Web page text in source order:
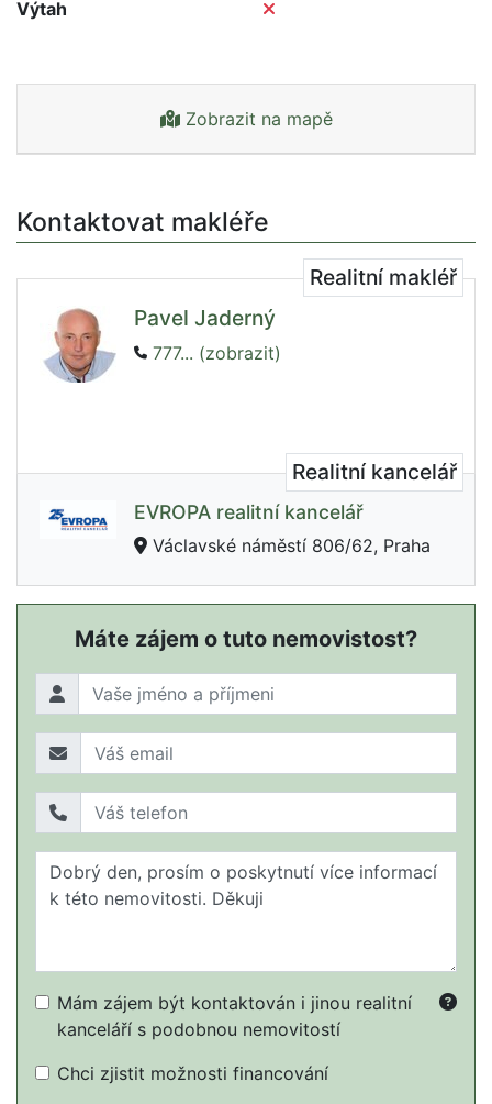
Výtah
Zobrazit na mapě
Kontaktovat makléře
Realitní makléř
Pavel Jaderný
777... (zobrazit)
Realitní kancelář
EVROPA realitní kancelář
Václavské náměstí 806/62, Praha
Máte zájem o tuto nemovistost?
Mám zájem být kontaktován i jinou realitní
kanceláří s podobnou nemovitostí
Chci zjistit možnosti financování